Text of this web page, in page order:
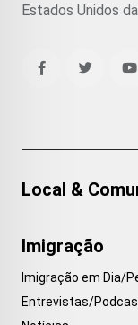
Estados Unidos
Local &
Imigração
Imigração em Dia/
Entrevistas/